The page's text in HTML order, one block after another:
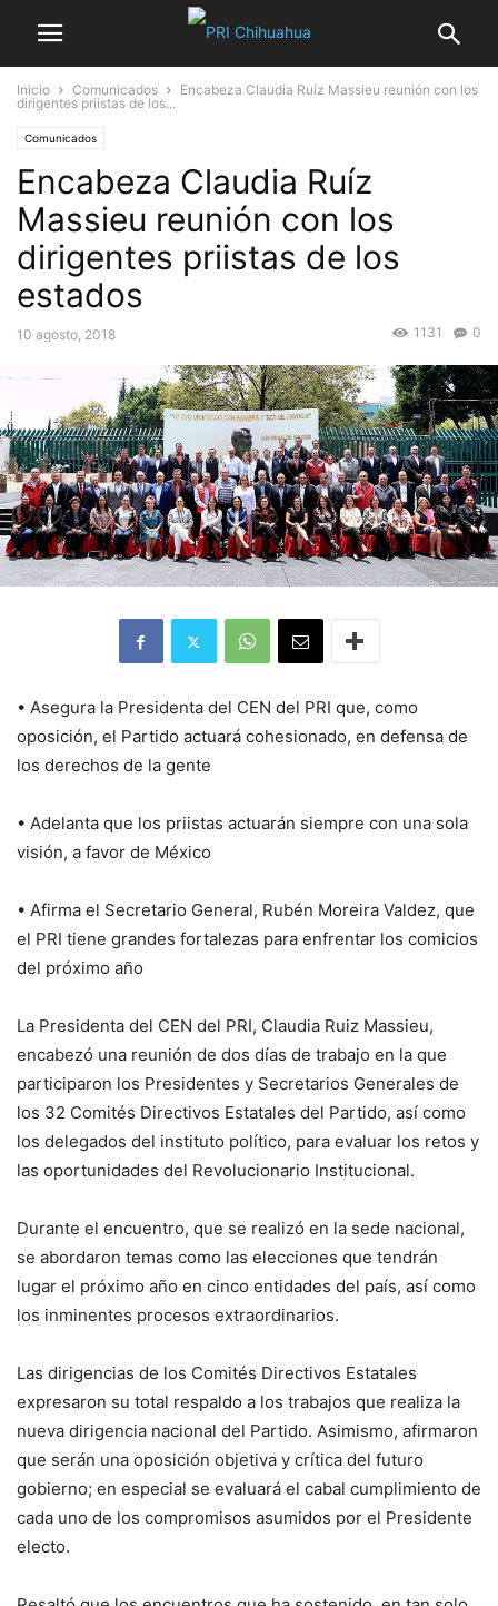
Inicio Comunicados
Encabeza Claudia Ruíz Massieu reunión con los
dirigentes priistas de los...
Comunicados
Encabeza Claudia Ruíz
Massieu reunión con los
dirigentes priistas de los
estados
10 agosto, 2018 0
1131
• Asegura la Presidenta del CEN del PRI que, como
oposición, el Partido actuará cohesionado, en defensa de
los derechos de la gente
• Adelanta que los priistas actuarán siempre con una sola
visión, a favor de México
• Afirma el Secretario General, Rubén Moreira Valdez, que
el PRI tiene grandes fortalezas para enfrentar los comicios
del próximo año
La Presidenta del CEN del PRI, Claudia Ruiz Massieu,
encabezó una reunión de dos días de trabajo en la que
participaron los Presidentes y Secretarios Generales de
los 32 Comités Directivos Estatales del Partido, así como
los delegados del instituto político, para evaluar los retos y
las oportunidades del Revolucionario Institucional.
Durante el encuentro, que se realizó en la sede nacional,
se abordaron temas como las elecciones que tendrán
lugar el próximo año en cinco entidades del país, así como
los inminentes procesos extraordinarios.
Las dirigencias de los Comités Directivos Estatales
expresaron su total respaldo a los trabajos que realiza la
nueva dirigencia nacional del Partido. Asimismo, afirmaron
que serán una oposición objetiva y crítica del futuro
gobierno; en especial se evaluará el cabal cumplimiento de
cada uno de los compromisos asumidos por el Presidente
electo.